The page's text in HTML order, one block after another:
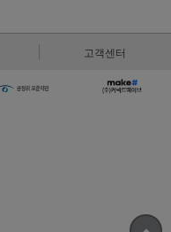
고객센터